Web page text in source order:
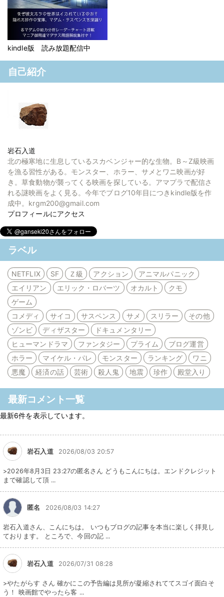
kindle版 読み放題配信中
自己紹介
岩石入道
北の極寒地に生息しているスカベンジャー的な生物。B～Z級映画
を漁る習性がある。モンスター、ホラー、サメとワニ映画が好
き。草食動物が襲ってくる映画を探している。アマプラで配信さ
れる謎映画をよく見る。今年でブログ10年目につきkindle版を作
成中。krgm200@gmail.com
プロフィールにアクセス
ラベル
NETFLIX SF Ｚ級 アクション
アニマルパニック
エイリアン
エリック・ロバーツ オカルト
クモ
ゲーム
コメディ
サイコ サスペンス サメ スリラー
その他
ゾンビ
ディザスター
ドキュメンタリー
ヒューマンドラマ
ファンタジー プライム
ブログ運営
ホラー
マイケル・パレ モンスター ランキング
ワニ
悪魔
経済の話 芸術 殺人鬼 地震 珍作 殿堂入り
最新コメント一覧
最新6件を表示しています。
岩石入道 2026/08/03 20:57
>2026年8月3日 23:27の匿名さん どうもこんにちは。エンドクレジット
まで確認して頂 ...
匿名 2026/08/03 14:27
岩石入道さん、こんにちは。 いつもブログの記事を本当に楽しく拝見し
ております。 ところで、今回の記 ...
岩石入道 2026/07/31 08:28
>やたがらす さん 確かにこの予告編は見所が凝縮されててスゴイ面白そ
う！ 映画館でやったら客 ...